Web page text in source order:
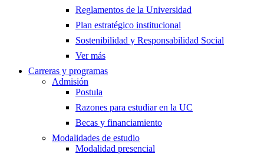
Reglamentos de la Universidad
Plan estratégico institucional
Sostenibilidad y Responsabilidad Social
Ver más
Carreras y programas
Admisión
Postula
Razones para estudiar en la UC
Becas y financiamiento
Modalidades de estudio
Modalidad presencial